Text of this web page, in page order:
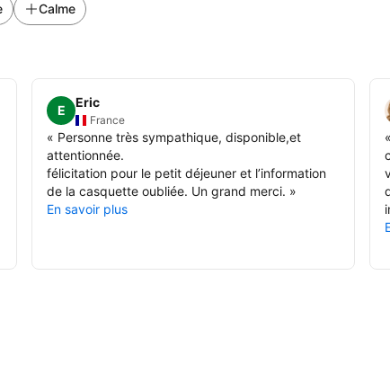
Calme
E
Eric
France
« Personne très sympathique, disponible,et
attentionnée.
félicitation pour le petit déjeuner et l’information
de la casquette oubliée. Un grand merci. »
En savoir plus
«